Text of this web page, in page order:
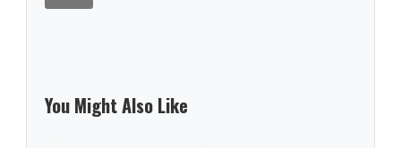
You Might Also Like